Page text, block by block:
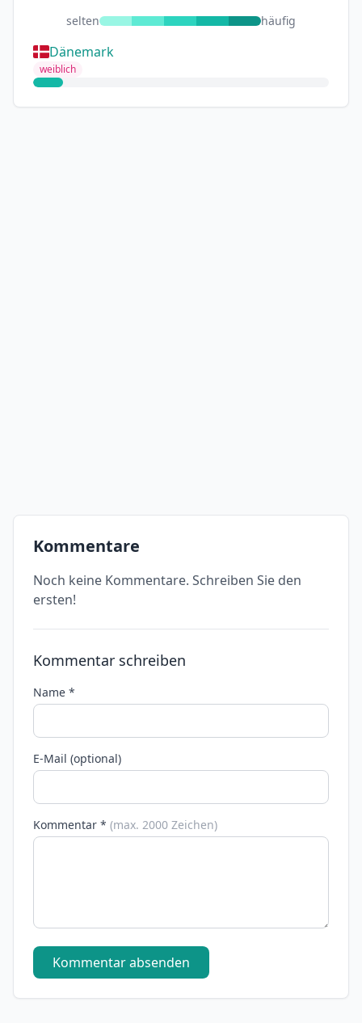
selten häufig
Dänemark
weiblich
Kommentare
Noch keine Kommentare. Schreiben Sie den
ersten!
Kommentar schreiben
Name *
E-Mail (optional)
Kommentar * (max. 2000 Zeichen)
Kommentar absenden